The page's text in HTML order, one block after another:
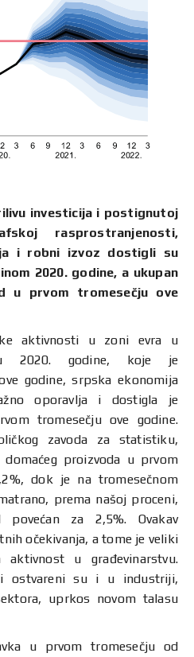
investicija i postignutoj
rasprostranjenosti,
i robni izvoz dostigli su
2020. godine, a ukupan
u prvom tromesečju ove
aktivnosti u zoni evra u
2020. godine, koje je
godine, srpska ekonomija
oporavlja i dostigla je
tromesečju ove godine.
zavoda za statistiku,
proizvoda u prvom
dok je na tromesečnom
prema našoj proceni,
za 2,5%. Ovakav
očekivanja, a tome je veliki
aktivnost u građevinarstvu.
ostvareni su i u industriji,
uprkos novom talasu
u prvom tromesečju od